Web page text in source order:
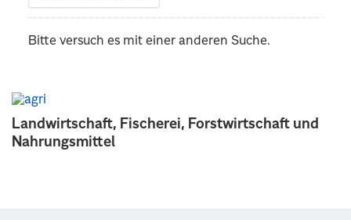
Landwirtschaft, Fischerei, Forstwirtschaft und
Nahrungsmittel
Bitte versuch es mit einer anderen Suche.